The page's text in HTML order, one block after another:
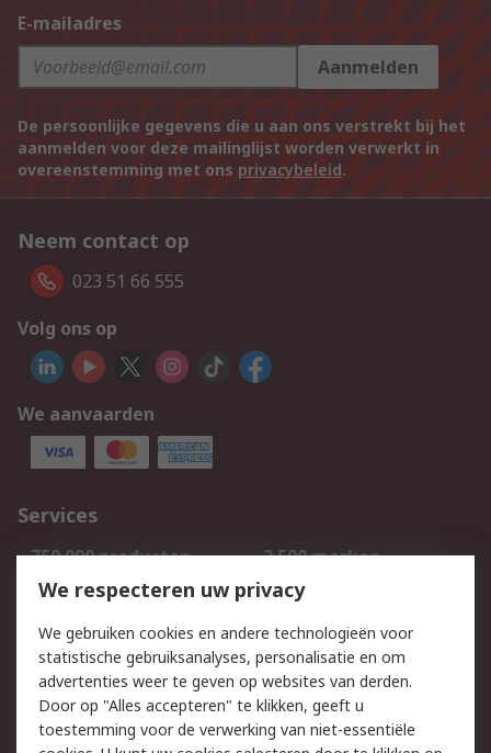
E-mailadres
Aanmelden
De persoonlijke gegevens die u aan ons verstrekt bij het
aanmelden voor deze mailinglijst worden verwerkt in
overeenstemming met ons privacybeleid.
Neem contact op
023 51 66 555
Volg ons op
We aanvaarden
Services
750.000 producten
2.500 merken
Bestellen
Inkoopoplossingen
Track & Trace
Wettelijk
Cookiebeleid Email veiligheid
We respecteren uw privacy
We gebruiken cookies en andere technologieën voor
statistische gebruiksanalyses, personalisatie en om
advertenties weer te geven op websites van derden.
Door op "Alles accepteren" te klikken, geeft u
toestemming voor de verwerking van niet-essentiële